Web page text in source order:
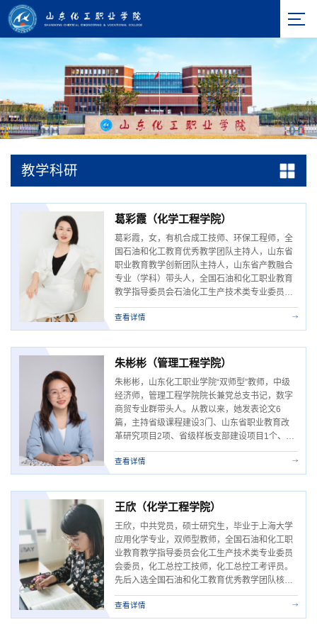
教学科研
葛彩霞（化学工程学院）
葛彩霞，女，有机合成工技师、环保工程师，全
国石油和化工教育优秀教学团队主持人，山东省
职业教育教学创新团队主持人，山东省产教融合
专业（学科）带头人，全国石油和化工职业教育
教学指导委员会石油化工生产技术类专业委员会
委员，山东省职业教育青年技能名师。党龄17
年，从教7年，秉承对党忠诚和对职业教育事业
的热爱，在学校发展的关键时期，她以身作则、
率先垂范，攻坚克难，扎根教育教学一线，取得
了丰硕的成果。主持山东省教学改革项目3项；...
查看详情
朱彬彬（管理工程学院）
朱彬彬，山东化工职业学院“双师型”教师，中级
经济师，管理工程学院院长兼党总支书记，数字
商贸专业群带头人。从教以来，她发表论文6
篇，主持省级课程建设3门、山东省职业教育改
革研究项目2项、省级样板支部建设项目1个、其
他各类教学科研和质量建设项目8项。是山东省
职业教育教学创新团队负责人、山东省课程思政
教学团队成员、山东省教育督导学会会员、山东
省产教融合创新创业先锋、山东省教育系统党务
工作先锋和学校金牌教师。荣获山东省职业教育
查看详情
王欣（化学工程学院）
王欣，中共党员，硕士研究生，毕业于上海大学
应用化学专业，双师型教师，全国石油和化工职
业教育教学指导委员会化工生产技术类专业委员
会委员，化工总控工技师，化工总控工考评员。
先后入选全国石油和化工教育优秀教学团队核心
成员（2/20）、山东省高水平专业群核心专业负
责人、山东省职业教育教学创新团队核心成员
（2/20）、山东省技能大师工作室核心成员
查看详情